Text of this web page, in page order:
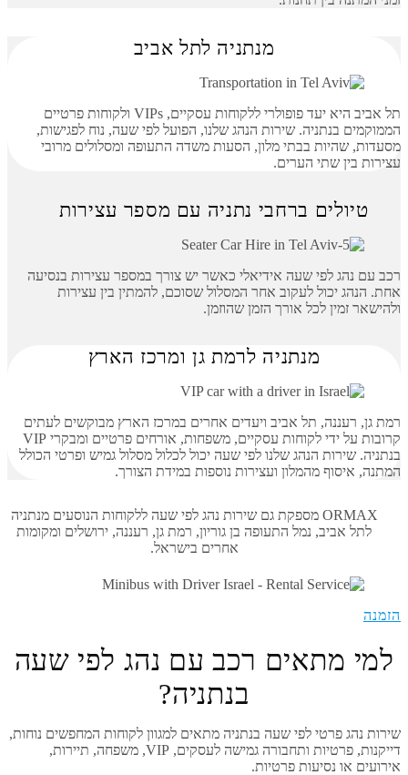
מנתניה לתל אביב
תל אביב היא יעד פופולרי ללקוחות עסקיים, VIPs ולקוחות פרטיים
הממוקמים בנתניה. שירות הנהג שלנו, הפועל לפי שעה, נוח לפגישות,
מסעדות, שהיות בבתי מלון, הסעות משדה התעופה ומסלולים מרובי
עצירות בין שתי הערים.
טיולים ברחבי נתניה עם מספר עצירות
רכב עם נהג לפי שעה אידיאלי כאשר יש צורך במספר עצירות בנסיעה
אחת. הנהג יכול לעקוב אחר המסלול שסוכם, להמתין בין עצירות
ולהישאר זמין לכל אורך הזמן שהוזמן.
מנתניה לרמת גן ומרכז הארץ
רמת גן, רעננה, תל אביב ויעדים אחרים במרכז הארץ מבוקשים לעתים
קרובות על ידי לקוחות עסקיים, משפחות, אורחים פרטיים ומבקרי VIP
בנתניה. שירות הנהג שלנו לפי שעה יכול לכלול מסלול גמיש ופרטי הכולל
המתנה, איסוף מהמלון ועצירות נוספות במידת הצורך.
ORMAX מספקת גם שירות נהג לפי שעה ללקוחות הנוסעים מנתניה
לתל אביב, נמל התעופה בן גוריון, רמת גן, רעננה, ירושלים ומקומות
אחרים בישראל.
הזמנה
למי מתאים רכב עם נהג לפי שעה
בנתניה?
שירות נהג פרטי לפי שעה בנתניה מתאים למגוון לקוחות המחפשים נוחות,
דייקנות, פרטיות ותחבורה גמישה לעסקים, VIP, משפחה, תיירות,
אירועים או נסיעות פרטיות.